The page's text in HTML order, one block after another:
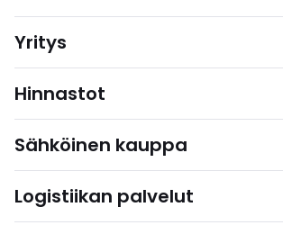
Yritys
Hinnastot
Sähköinen kauppa
Logistiikan palvelut